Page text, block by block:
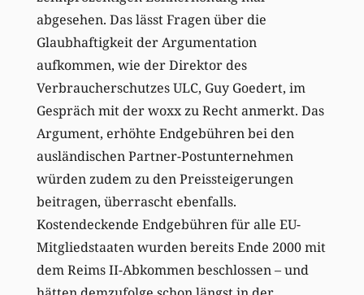
abgesehen. Das lässt Fragen über die
Glaubhaftigkeit der Argumentation
aufkommen, wie der Direktor des
Verbraucherschutzes ULC, Guy Goedert, im
Gespräch mit der woxx zu Recht anmerkt. Das
Argument, erhöhte Endgebühren bei den
ausländischen Partner-Postunternehmen
würden zudem zu den Preissteigerungen
beitragen, überrascht ebenfalls.
Kostendeckende Endgebühren für alle EU-
Mitgliedstaaten wurden bereits Ende 2000 mit
dem Reims II-Abkommen beschlossen – und